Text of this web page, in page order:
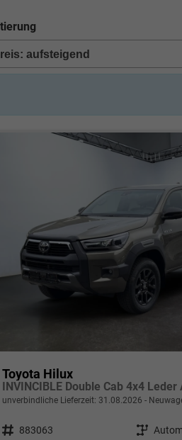
Toyota Hilux
unverbindliche Lieferzeit: 31.08.2026
Fahrzeugnr. 883063 Getriebe